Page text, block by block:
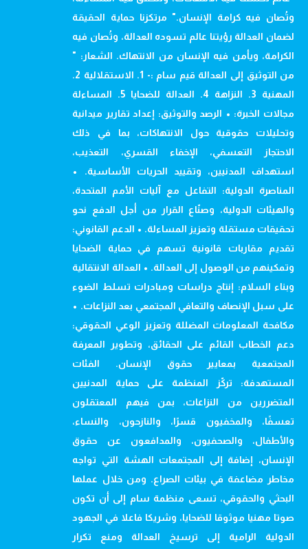
وتُصان فيه كرامة الإنسان." مرتكزنا حماية الحقيقة
لضمان العدالة رؤيتنا عالم تسوده العدالة، وتُصان فيه
الكرامة، ويأمن فيه الإنسان من الانتهاك. الشعار: "
من التوثيق إلى العدالة قيم سام :- 1. الاستقلالية 2.
المهنية 3. النزاهة 4. العدالة للضحايا 5. المساءلة
مجالات الخبرة: • الرصد والتوثيق: إعداد تقارير ميدانية
وتحليلات حقوقية حول الانتهاكات، بما في ذلك
الاحتجاز التعسفي، الإخفاء القسري، التعذيب،
استهداف المدنيين، وتقييد الحريات الأساسية. •
المناصرة الدولية: التفاعل مع آليات الأمم المتحدة،
والهيئات الدولية، وصنّاع القرار من أجل الدفع نحو
تحقيقات مستقلة وتعزيز المساءلة. • الدعم القانوني:
تقديم مقاربات قانونية تسهم في حماية الضحايا
وتمكينهم من الوصول إلى العدالة. • العدالة الانتقالية
وبناء السلام: إنتاج دراسات ومبادرات تسلط الضوء
على سبل الإنصاف والتعافي المجتمعي بعد النزاعات. •
مكافحة المعلومات المضللة وتعزيز الوعي الحقوقي:
دعم الخطاب القائم على الحقائق، وتطوير المعرفة
المجتمعية بمعايير حقوق الإنسان. الفئات
المستهدفة: تركّز المنظمة على حماية المدنيين
المتضررين من النزاعات، بمن فيهم المعتقلون
تعسفًا، والمخفيون قسرًا، والنازحون، والنساء،
والأطفال، والصحفيون، والمدافعون عن حقوق
الإنسان، إضافة إلى المجتمعات الهشة التي تواجه
مخاطر مضاعفة في بيئات الصراع. ومن خلال عملها
البحثي والحقوقي، تسعى منظمة سام إلى أن تكون
صوتا مهنيا موثوقا للضحايا، وشريكا فاعلا في الجهود
الدولية الرامية إلى ترسيخ العدالة ومنع تكرار